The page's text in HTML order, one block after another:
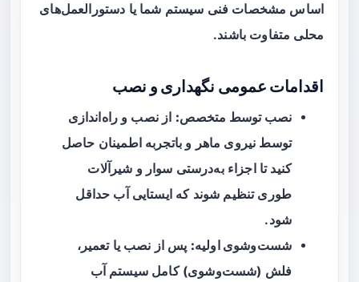
اساس مشخصات فنی سیستم شما یا دستورالعمل‌های
محلی متفاوت باشند.
اقدامات عمومی نگهداری و نصب
نصب توسط متخصص: از نصب و راه‌اندازی
توسط نیروی ماهر و باتجربه اطمینان حاصل
کنید تا اجزاء به‌درستی سوار و شیرآلات
طوری تنظیم شوند که ایستایی آب حداقل
شود.
شست‌وشوی اولیه: پس از نصب یا تعمیر،
فلش (شست‌وشوی) کامل سیستم آب